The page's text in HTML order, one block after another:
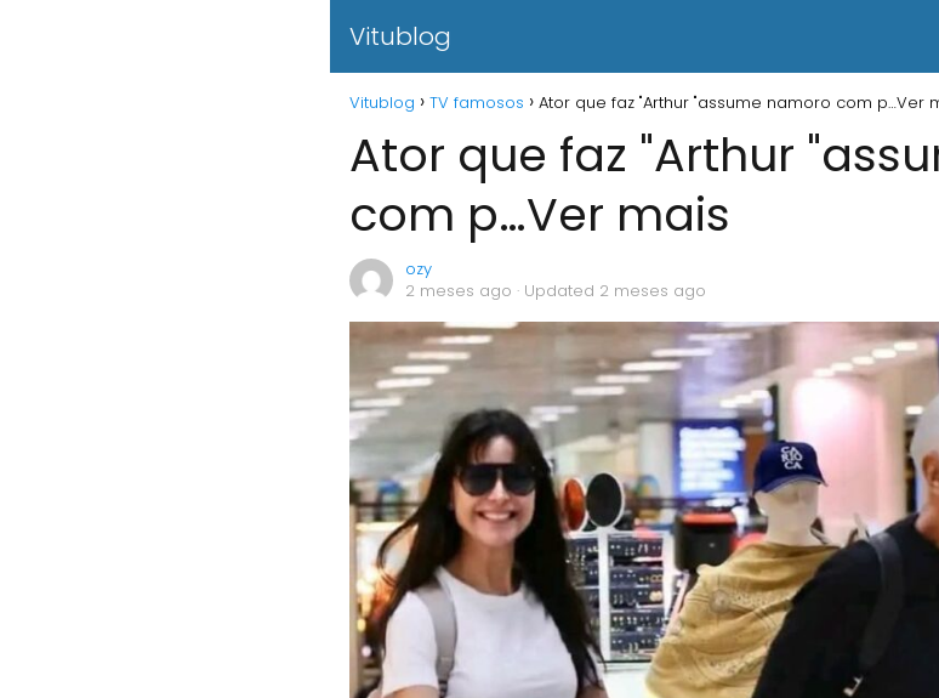
Vitublog
Vitublog TV famosos Ator que faz "Arthur "assume namoro com p…Ver
Ator que faz "Arthur
com p…Ver mais
ozy
2 meses ago · Updated 2 meses ago